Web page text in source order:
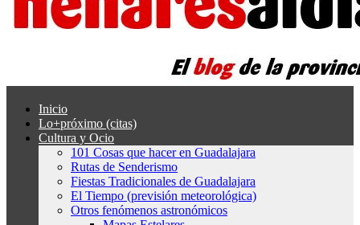
Inicio
Lo+próximo (citas)
Cultura y Ocio
101 Cosas que hacer en Guadalajara
Rutas de Senderismo
Fiestas Tradicionales de Guadalajara
El Tiempo (previsión meteorológica)
Otros fenómenos astronómicos